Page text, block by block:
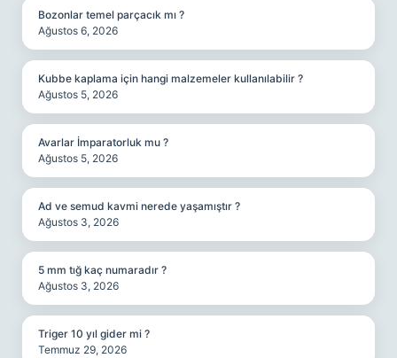
Bozonlar temel parçacık mı ?
Ağustos 6, 2026
Kubbe kaplama için hangi malzemeler kullanılabilir ?
Ağustos 5, 2026
Avarlar İmparatorluk mu ?
Ağustos 5, 2026
Ad ve semud kavmi nerede yaşamıştır ?
Ağustos 3, 2026
5 mm tığ kaç numaradır ?
Ağustos 3, 2026
Triger 10 yıl gider mi ?
Temmuz 29, 2026